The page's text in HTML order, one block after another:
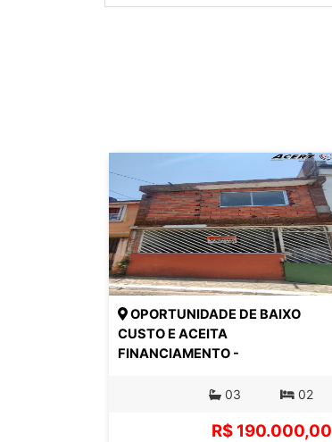
OPORTUNIDADE DE BAIXO
CUSTO E ACEITA
FINANCIAMENTO -
03 02
R$ 190.000,00